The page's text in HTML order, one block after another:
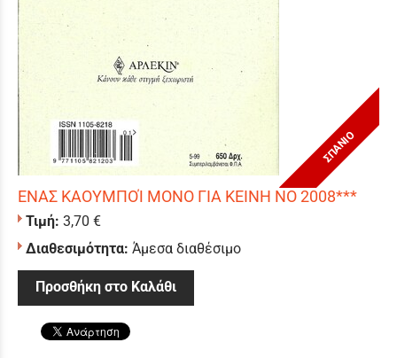
ΣΠΑΝΙΟ
ΕΝΑΣ ΚΑΟΥΜΠΟΊ ΜΟΝΟ ΓΙΑ ΚΕΙΝΗ ΝΟ 2008***
Τιμή: 3,70 €
Διαθεσιμότητα: Άμεσα διαθέσιμο
Προσθήκη στο Καλάθι